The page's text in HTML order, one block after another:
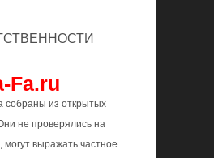
Fa.ru
собраны из открытых
не проверялись на
могут выражать частное